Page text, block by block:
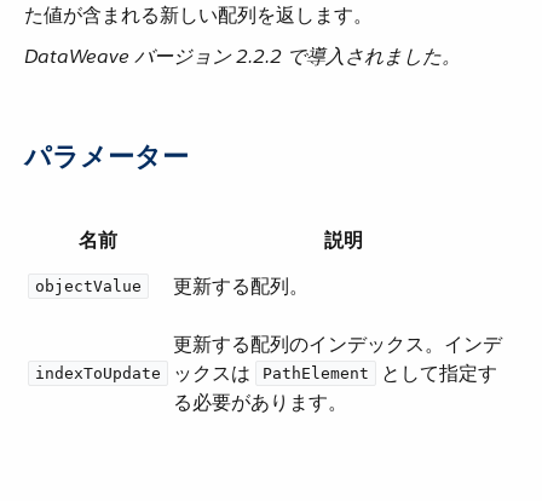
た値が含まれる新しい配列を返します。
DataWeave バージョン 2.2.2 で導入されました。
パラメーター
名前 説明
objectValue 更新する配列。
indexToUpdate
更新する配列のインデックス。インデ
ックスは ​
PathElement
​ として指定す
る必要があります。